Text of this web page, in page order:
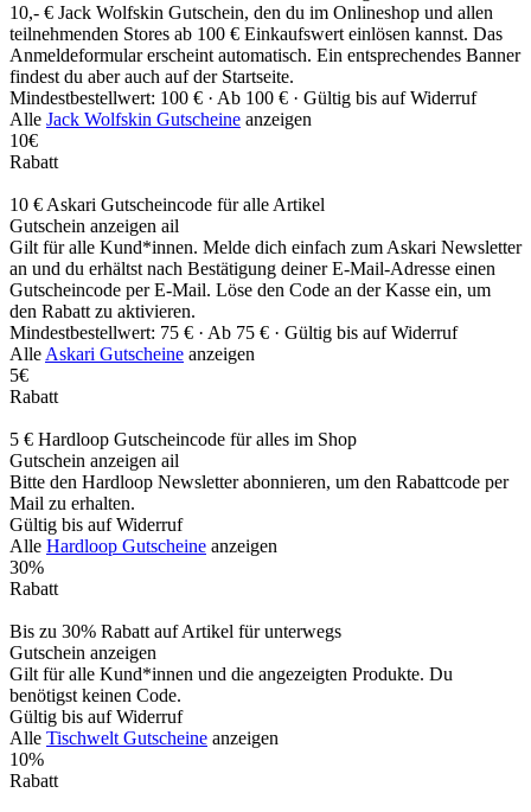
10,- € Jack Wolfskin Gutschein, den du im Onlineshop und allen
teilnehmenden Stores ab 100 € Einkaufswert einlösen kannst. Das
Anmeldeformular erscheint automatisch. Ein entsprechendes Banner
findest du aber auch auf der Startseite.
Mindestbestellwert: 100 € · Ab 100 € · Gültig bis auf Widerruf
Alle Jack Wolfskin Gutscheine anzeigen
10€
Rabatt
10 € Askari Gutscheincode für alle Artikel
Gutschein anzeigen ail
Gilt für alle Kund*innen. Melde dich einfach zum Askari Newsletter
an und du erhältst nach Bestätigung deiner E-Mail-Adresse einen
Gutscheincode per E-Mail. Löse den Code an der Kasse ein, um
den Rabatt zu aktivieren.
Mindestbestellwert: 75 € · Ab 75 € · Gültig bis auf Widerruf
AlleAskari Gutscheine anzeigen
5€
Rabatt
5 € Hardloop Gutscheincode für alles im Shop
Gutschein anzeigen ail
Bitte den Hardloop Newsletter abonnieren, um den Rabattcode per
Mail zu erhalten.
Gültig bis auf Widerruf
Alle Hardloop Gutscheine anzeigen
30%
Rabatt
Bis zu 30% Rabatt auf Artikel für unterwegs
Gutschein anzeigen
Gilt für alle Kund*innen und die angezeigten Produkte. Du
benötigst keinen Code.
Gültig bis auf Widerruf
Alle Tischwelt Gutscheine anzeigen
10%
Rabatt